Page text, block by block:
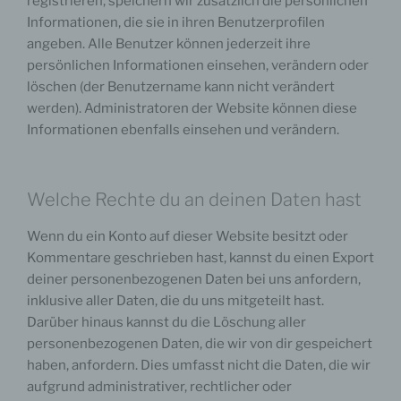
Informationen, die sie in ihren Benutzerprofilen
angeben. Alle Benutzer können jederzeit ihre
persönlichen Informationen einsehen, verändern oder
löschen (der Benutzername kann nicht verändert
werden). Administratoren der Website können diese
Informationen ebenfalls einsehen und verändern.
Welche Rechte du an deinen Daten hast
Wenn du ein Konto auf dieser Website besitzt oder
Kommentare geschrieben hast, kannst du einen Export
deiner personenbezogenen Daten bei uns anfordern,
inklusive aller Daten, die du uns mitgeteilt hast.
Darüber hinaus kannst du die Löschung aller
personenbezogenen Daten, die wir von dir gespeichert
haben, anfordern. Dies umfasst nicht die Daten, die wir
aufgrund administrativer, rechtlicher oder
jede solche Vorgangsreihe im Zusammenhang mit
personenbezogenen Daten wie das Erheben, das
Erfassen, die Organisation, das Ordnen, die
Speicherung, die Anpassung oder Veränderung, das
Auslesen, das Abfragen, die Verwendung, die
Offenlegung durch Übermittlung, Verbreitung oder eine
andere Form der Bereitstellung, den Abgleich oder die
Verknüpfung, die Einschränkung, das Löschen oder die
Vernichtung.
d) Einschränkung der Verarbeitung
Einschränkung der Verarbeitung ist die Markierung
gespeicherter personenbezogener Daten mit dem Ziel,
ihre künftige Verarbeitung einzuschränken.
e) Profiling
Profiling ist jede Art der automatisierten Verarbeitung